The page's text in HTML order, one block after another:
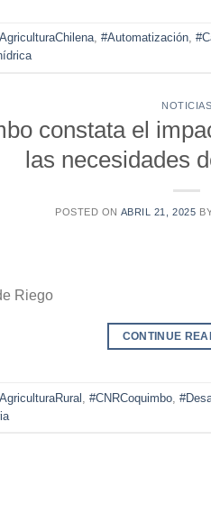
, #Automatización,
NOTICIAS
constata el
las necesidades
POSTED ON ABRIL 21, 2025
Riego
CONTINUE
#CNRCoquimbo